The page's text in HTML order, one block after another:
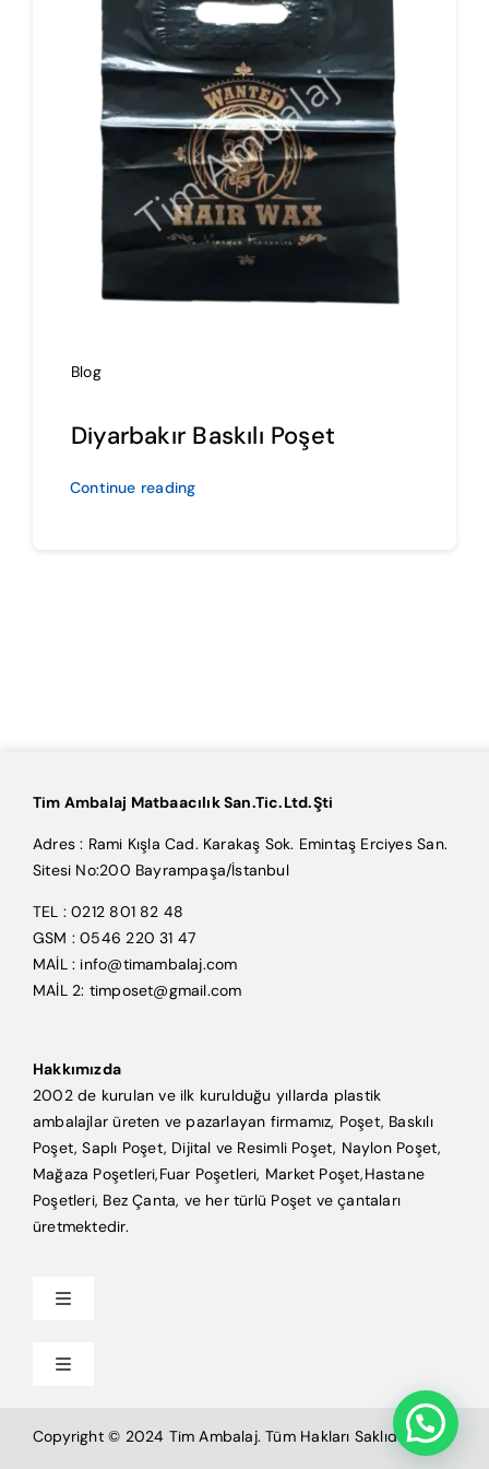
Blog
Diyarbakır Baskılı Poşet
Continue reading
Tim Ambalaj Matbaacılık San.Tic.Ltd.Şti
Adres : Rami Kışla Cad. Karakaş Sok. Emintaş Erciyes San.
Sitesi No:200 Bayrampaşa/İstanbul
TEL : 0212 801 82 48
GSM : 0546 220 31 47
MAİL : info@timambalaj.com
MAİL 2: timposet@gmail.com
Hakkımızda
2002 de kurulan ve ilk kurulduğu yıllarda plastik
ambalajlar üreten ve pazarlayan firmamız, Poşet, Baskılı
Poşet, Saplı Poşet, Dijital ve Resimli Poşet, Naylon Poşet,
Mağaza Poşetleri,Fuar Poşetleri, Market Poşet,Hastane
Poşetleri, Bez Çanta, ve her türlü Poşet ve çantaları
üretmektedir.
Toggle
Anasayfa
Tim Ambalaj
Toggle
Copyright © 2024 Tim Ambalaj. Tüm Hakları Saklıdır.